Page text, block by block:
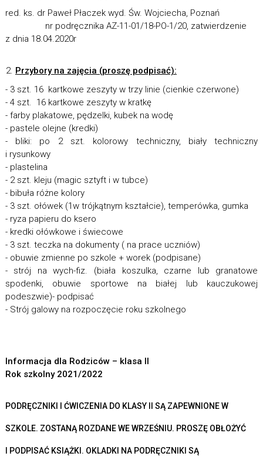
red. ks. dr Paweł Płaczek wyd. Św. Wojciecha, Poznań
nr podręcznika AZ-11-01/18-PO-1/20, zatwierdzenie
z dnia 18.04.2020r
Przybory na zajęcia (proszę podpisać):
- 3 szt. 16 kartkowe zeszyty w trzy linie (cienkie czerwone)
- 4 szt. 16 kartkowe zeszyty w kratkę
- farby plakatowe, pędzelki, kubek na wodę
- pastele olejne (kredki)
- bliki: po 2 szt. kolorowy techniczny, biały techniczny
i rysunkowy
- plastelina
- 2 szt. kleju (magic sztyft i w tubce)
- bibuła różne kolory
- 3 szt. ołówek (1w trójkątnym kształcie), temperówka, gumka
- ryza papieru do ksero
- kredki ołówkowe i świecowe
- 3 szt. teczka na dokumenty ( na prace uczniów)
- obuwie zmienne po szkole + worek (podpisane)
- strój na wych-fiz. (biała koszulka, czarne lub granatowe
spodenki, obuwie sportowe na białej lub kauczukowej
podeszwie)- podpisać
- Strój galowy na rozpoczęcie roku szkolnego
Informacja dla Rodziców – klasa II
Rok szkolny 2021/2022
PODRĘCZNIKI I ĆWICZENIA DO KLASY II SĄ ZAPEWNIONEW
SZKOLE. ZOSTANĄ ROZDANE WE WRZEŚNIU. PROSZĘ OBŁOŻYĆ
I PODPISAĆ KSIĄŻKI. OKLADKI NA PODRĘCZNIKI SĄ